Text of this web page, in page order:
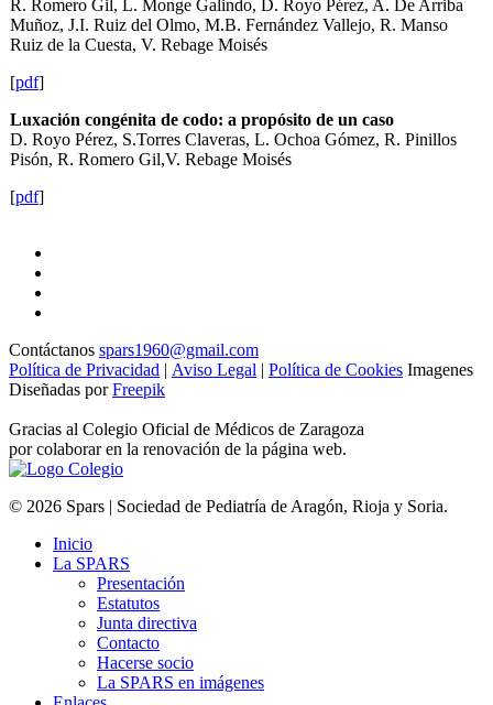
R. Romero Gil, L. Monge Galindo, D. Royo Pérez, A. De Arriba
Muñoz, J.I. Ruiz del Olmo, M.B. Fernández Vallejo, R. Manso
Ruiz de la Cuesta, V. Rebage Moisés
[pdf]
Luxación congénita de codo: a propósito de un caso
D. Royo Pérez, S.Torres Claveras, L. Ochoa Gómez, R. Pinillos
Pisón, R. Romero Gil,V. Rebage Moisés
[pdf]
Contáctanos spars1960@gmail.com
Política de Privacidad | Aviso Legal | Política de Cookies Imagenes
Diseñadas porFreepik
Gracias al Colegio Oficial de Médicos de Zaragoza
por colaborar en la renovación de la página web.
© 2026 Spars | Sociedad de Pediatría de Aragón, Rioja y Soria.
Inicio
La SPARS
Presentación
Estatutos
Junta directiva
Contacto
Hacerse socio
La SPARS en imágenes